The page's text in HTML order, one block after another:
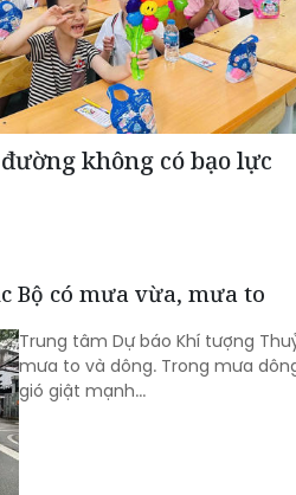
không có bạo lực
Bộ có mưa vừa, mưa to
Trung tâm Dự báo Khí tượng
mưa to và dông. Trong mưa
gió giật mạnh...